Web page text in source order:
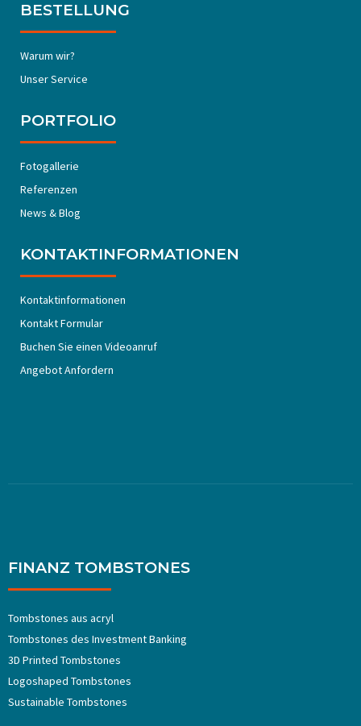
BESTELLUNG
Warum wir?
Unser Service
PORTFOLIO
Fotogallerie
Referenzen
News & Blog
KONTAKTINFORMATIONEN
Kontaktinformationen
Kontakt Formular
Buchen Sie einen Videoanruf
Angebot Anfordern
FINANZ TOMBSTONES
Tombstones aus acryl
Tombstones ​​des Investment Banking
3D Printed Tombstones
Logoshaped Tombstones
Sustainable Tombstones